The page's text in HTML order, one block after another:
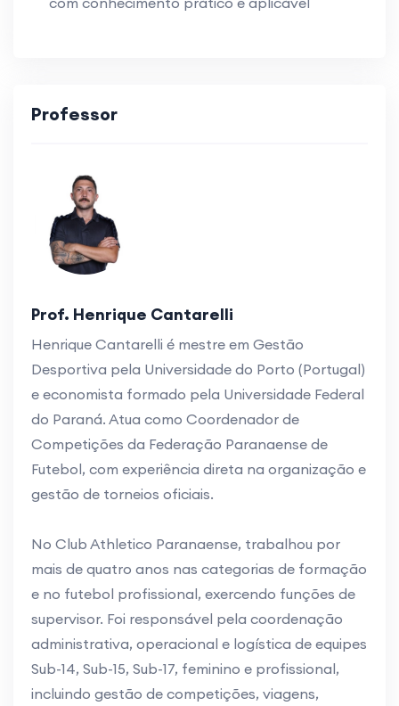
Professor
Prof. Henrique Cantarelli
Henrique Cantarelli é mestre em Gestão
Desportiva pela Universidade do Porto (Portugal)
e economista formado pela Universidade Federal
do Paraná. Atua como Coordenador de
Competições da Federação Paranaense de
Futebol, com experiência direta na organização e
gestão de torneios oficiais.
No Club Athletico Paranaense, trabalhou por
mais de quatro anos nas categorias de formação
e no futebol profissional, exercendo funções de
supervisor. Foi responsável pela coordenação
administrativa, operacional e logística de equipes
Sub-14, Sub-15, Sub-17, feminino e profissional,
incluindo gestão de competições, viagens,